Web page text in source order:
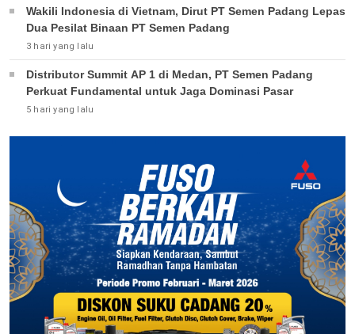
Wakili Indonesia di Vietnam, Dirut PT Semen Padang Lepas
Dua Pesilat Binaan PT Semen Padang
3 hari yang lalu
Distributor Summit AP 1 di Medan, PT Semen Padang
Perkuat Fundamental untuk Jaga Dominasi Pasar
5 hari yang lalu